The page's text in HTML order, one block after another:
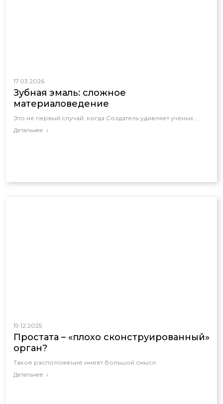
17.03.2026
Зубная эмаль: сложное
материаловедение
Это не первый случай, когда Создатель удивляет ученых...
Детальнее
19.12.2025
Простата – «плохо сконструированный»
орган?
Такое расположение имеет большой смысл.
Детальнее